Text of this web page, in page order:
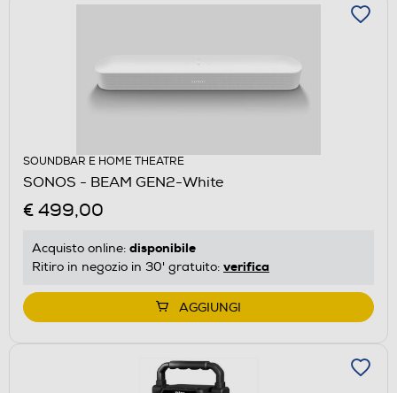
SOUNDBAR E HOME THEATRE
SONOS - BEAM GEN2-White
€ 499,00
Acquisto online: disponibile
Ritiro in negozio in 30' gratuito: verifica
AGGIUNGI